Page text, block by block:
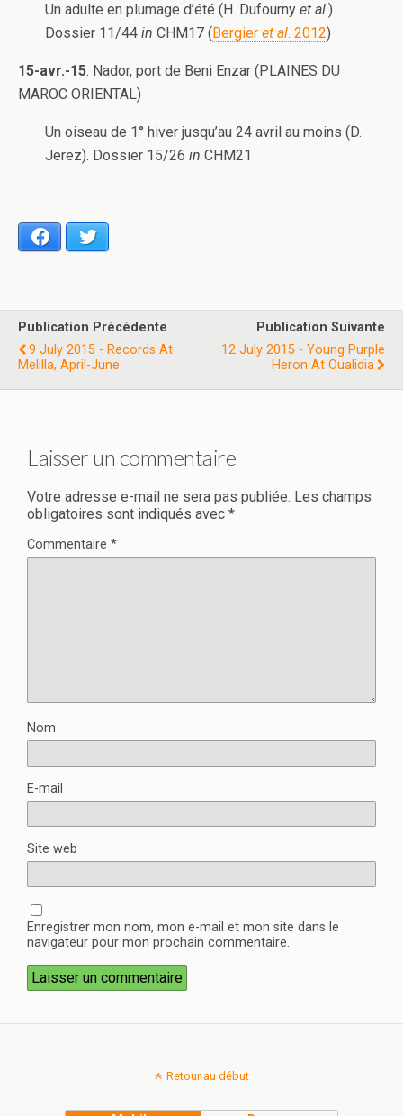
Un adulte en plumage d’été (H. Dufourny et al.).
Dossier 11/44 in CHM17 (Bergier et al. 2012)
15-avr.-15. Nador, port de Beni Enzar (PLAINES DU
MAROC ORIENTAL)
Un oiseau de 1° hiver jusqu’au 24 avril au moins (D.
Jerez). Dossier 15/26 in CHM21
Facebook
Publication Précédente
9 July 2015 - Records At
Melilla, April-June
Publication Suivante
12 July 2015 - Young Purple
Heron At Oualidia
Laisser un commentaire
Votre adresse e-mail ne sera pas publiée. Les champs
obligatoires sont indiqués avec *
Commentaire *
Nom
E-mail
Site web
Enregistrer mon nom, mon e-mail et mon site dans le
navigateur pour mon prochain commentaire.
Retour au début